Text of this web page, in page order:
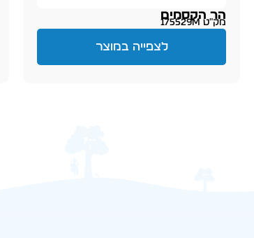
הר הקסמים
מק״ט 175529M
לצפייה במוצר